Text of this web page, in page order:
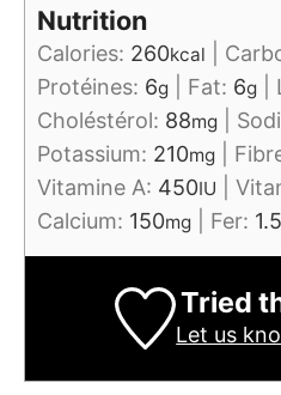
Nutrition
Calories: 260kcal
Protéines: 6g Fat: 6g
Choléstérol: 88mg
Potassium: 210mg
Vitamine A: 450IU
Calcium: 150mg Fer: 1.5
Tried
Let us